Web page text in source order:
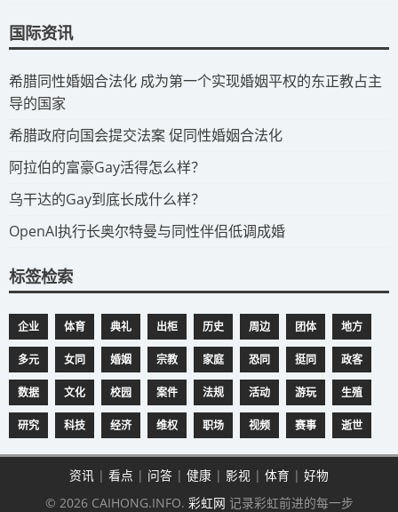
国际资讯
​希腊同性婚姻合法化 成为第一个实现婚姻平权的东正教占主
导的国家
​希腊政府向国会提交法案 促同性婚姻合法化
​阿拉伯的富豪Gay活得怎么样？
​乌干达的Gay到底长成什么样？
​OpenAI执行长奥尔特曼与同性伴侣低调成婚
标签检索
企业 体育 典礼 出柜 历史 周边 团体 地方
多元 女同 婚姻 宗教 家庭 恐同 挺同 政客
数据 文化 校园 案件 法规 活动 游玩 生殖
研究 科技 经济 维权 职场 视频 赛事 逝世
资讯 | 看点 | 问答 | 健康 | 影视 | 体育 | 好物
© 2026 CAIHONG.INFO. 彩虹网 记录彩虹前进的每一步